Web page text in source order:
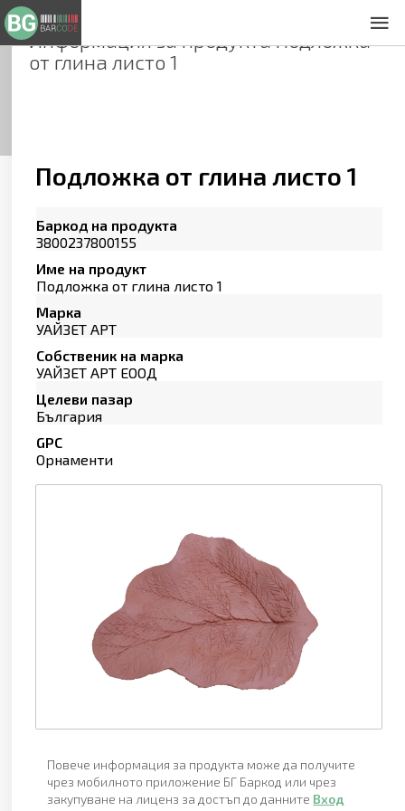
Информация за продуктаПодложка
от глина листо 1
Подложка от глина листо 1
Баркод на продукта
3800237800155
Име на продукт
Подложка от глина листо 1
Марка
УАЙЗЕТ АРТ
Собственик на марка
УАЙЗЕТ АРТ ЕООД
Целеви пазар
България
GPC
Орнаменти
Повече информация за продукта може да получите
чрез мобилното приложение БГ Баркод или чрез
закупуване на лиценз за достъп до данните Вход
Общи условия